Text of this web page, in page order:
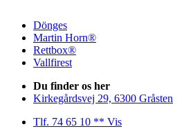
Dönges
Martin Horn®
Rettbox®
Vallfirest
Du finder os her
Kirkegårdsvej 29, 6300 Gråsten
Tlf. 74 65 10 ** Vis